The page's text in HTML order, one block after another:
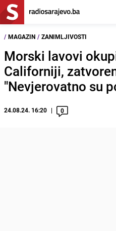
/ MAGAZIN / ZANIMLJIVOSTI
Morski lavovi
Californiji,
"Nevjerovatno su
24.08.24. 16:20 0